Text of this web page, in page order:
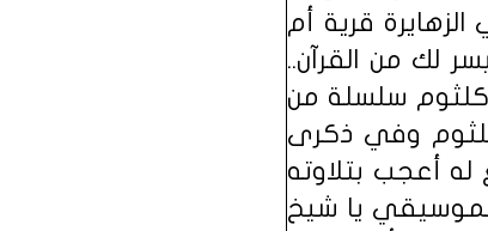
الزهايرة قرية أم
لك من القرآن..
كلثوم سلسلة من
كلثوم وفي ذكرى
له أعجب بتلاوته
يا شيخ